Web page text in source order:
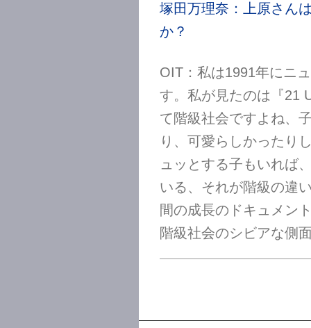
塚田万理奈：上原さん
か？
OIT：私は1991年にニ
す。私が見たのは『21
て階級社会ですよね、
り、可愛らしかったり
ュッとする子もいれば
いる、それが階級の違
間の成長のドキュメン
階級社会のシビアな側